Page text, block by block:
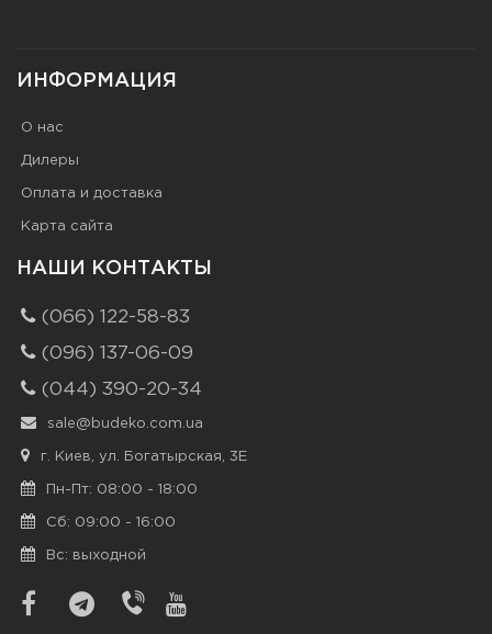
ИНФОРМАЦИЯ
О нас
Дилеры
Оплата и доставка
Карта сайта
НАШИ КОНТАКТЫ
(066) 122-58-83
(096) 137-06-09
(044) 390-20-34
sale@budeko.com.ua
г. Киев, ул. Богатырская, 3Е
Пн-Пт: 08:00 - 18:00
Сб: 09:00 - 16:00
Вс: выходной